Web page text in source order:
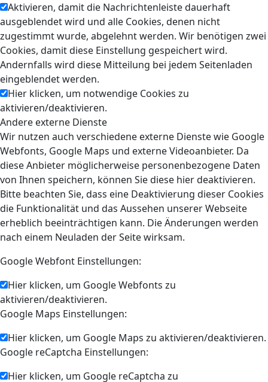
Aktivieren, damit die Nachrichtenleiste dauerhaft
ausgeblendet wird und alle Cookies, denen nicht
zugestimmt wurde, abgelehnt werden. Wir benötigen zwei
Cookies, damit diese Einstellung gespeichert wird.
Andernfalls wird diese Mitteilung bei jedem Seitenladen
eingeblendet werden.
Hier klicken, um notwendige Cookies zu
aktivieren/deaktivieren.
Andere externe Dienste
Wir nutzen auch verschiedene externe Dienste wie Google
Webfonts, Google Maps und externe Videoanbieter. Da
diese Anbieter möglicherweise personenbezogene Daten
von Ihnen speichern, können Sie diese hier deaktivieren.
Bitte beachten Sie, dass eine Deaktivierung dieser Cookies
die Funktionalität und das Aussehen unserer Webseite
erheblich beeinträchtigen kann. Die Änderungen werden
nach einem Neuladen der Seite wirksam.
Google Webfont Einstellungen:
Hier klicken, um Google Webfonts zu
aktivieren/deaktivieren.
Google Maps Einstellungen:
Hier klicken, um Google Maps zu aktivieren/deaktivieren.
Google reCaptcha Einstellungen:
Hier klicken, um Google reCaptcha zu